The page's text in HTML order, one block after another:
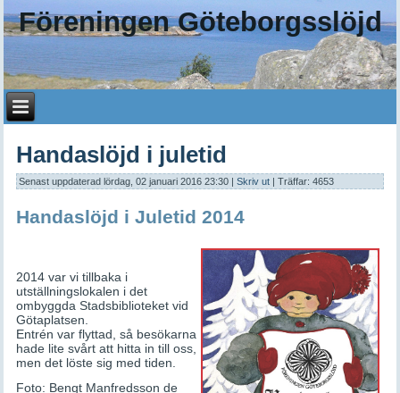
Föreningen Göteborgsslöjd
Handaslöjd i juletid
Senast uppdaterad lördag, 02 januari 2016 23:30 |Skriv ut | Träffar: 4653
Handaslöjd i Juletid 2014
2014 var vi tillbaka i
utställningslokalen i det
ombyggda Stadsbiblioteket vid
Götaplatsen.
Entrén var flyttad, så besökarna
hade lite svårt att hitta in till oss,
men det löste sig med tiden.
Foto: Bengt Manfredsson de